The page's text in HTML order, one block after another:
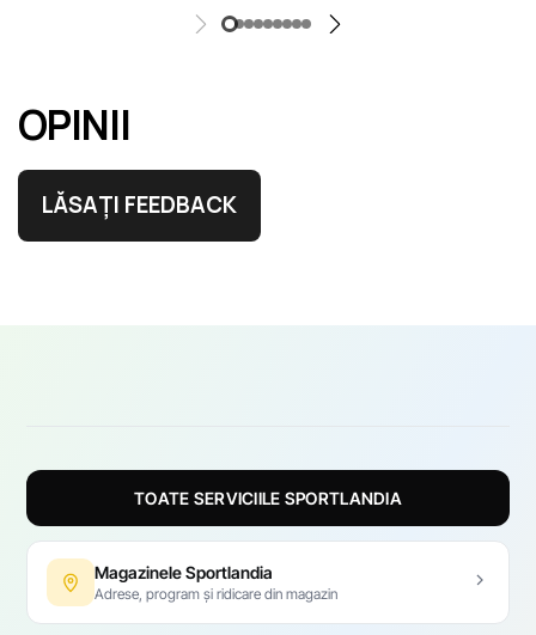
OPINII
LĂSAȚI FEEDBACK
TOATE SERVICIILE SPORTLANDIA
Magazinele Sportlandia
Adrese, program și ridicare din magazin